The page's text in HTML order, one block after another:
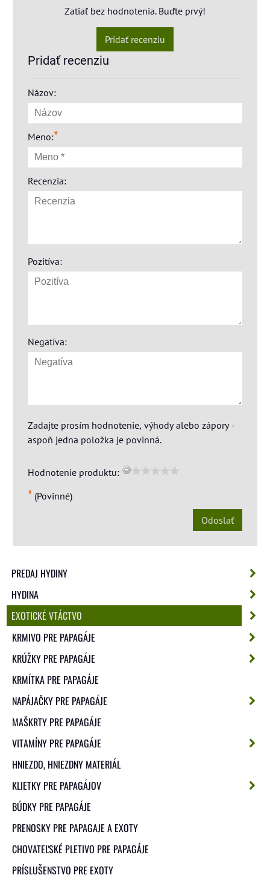
Zatiaľ bez hodnotenia. Buďte prvý!
Pridať recenziu
Pridať recenziu
Názov:
Meno:*
Recenzia:
Pozitíva:
Negatíva:
Zadajte prosím hodnotenie, výhody alebo zápory -
aspoň jedna položka je povinná.
Hodnotenie produktu:
* (Povinné)
Odoslať
PREDAJ HYDINY
HYDINA
EXOTICKÉ VTÁCTVO
KRMIVO PRE PAPAGÁJE
KRÚŽKY PRE PAPAGÁJE
KRMÍTKA PRE PAPAGÁJE
NAPÁJAČKY PRE PAPAGÁJE
MAŠKRTY PRE PAPAGÁJE
VITAMÍNY PRE PAPAGÁJE
HNIEZDO, HNIEZDNY MATERIÁL
KLIETKY PRE PAPAGÁJOV
BÚDKY PRE PAPAGÁJE
PRENOSKY PRE PAPAGAJE A EXOTY
CHOVATEĽSKÉ PLETIVO PRE PAPAGÁJE
PRÍSLUŠENSTVO PRE EXOTY